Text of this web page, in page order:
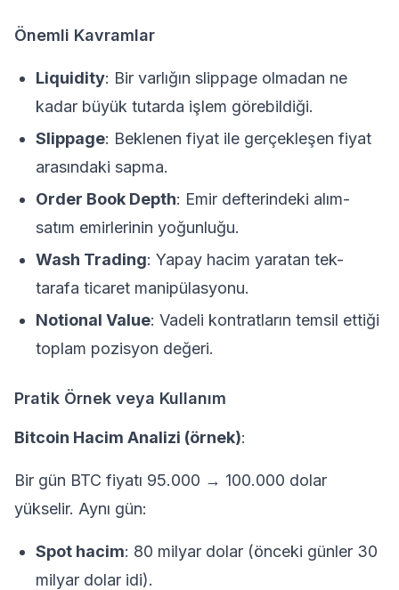
Önemli Kavramlar
Liquidity: Bir varlığın slippage olmadan ne
kadar büyük tutarda işlem görebildiği.
Slippage: Beklenen fiyat ile gerçekleşen fiyat
arasındaki sapma.
Order Book Depth: Emir defterindeki alım-
satım emirlerinin yoğunluğu.
Wash Trading: Yapay hacim yaratan tek-
tarafa ticaret manipülasyonu.
Notional Value: Vadeli kontratların temsil ettiği
toplam pozisyon değeri.
Pratik Örnek veya Kullanım
Bitcoin Hacim Analizi (örnek):
Bir gün BTC fiyatı 95.000 → 100.000 dolar
yükselir. Aynı gün:
Spot hacim: 80 milyar dolar (önceki günler 30
milyar dolar idi).